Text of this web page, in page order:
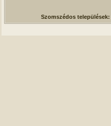
Szomszédos települések: